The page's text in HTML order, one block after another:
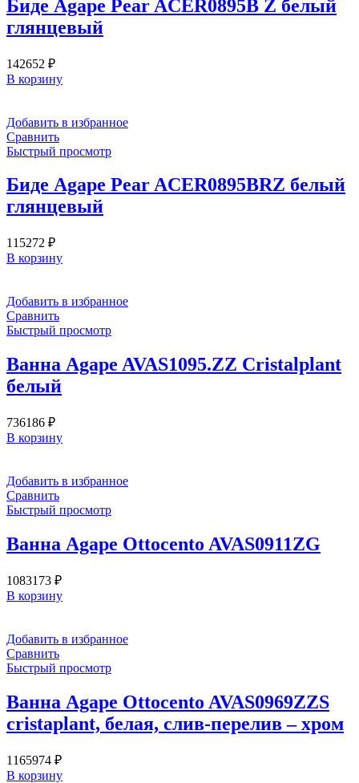
Биде Agape Pear ACER0895B Z белый
глянцевый
142652 ₽
В корзину
Добавить в избранное
Сравнить
Быстрый просмотр
Биде Agape Pear ACER0895BRZ белый
глянцевый
115272 ₽
В корзину
Добавить в избранное
Сравнить
Быстрый просмотр
Ванна Agape AVAS1095.ZZ Cristalplant
белый
736186 ₽
В корзину
Добавить в избранное
Сравнить
Быстрый просмотр
Ванна Agape Ottocento AVAS0911ZG
1083173 ₽
В корзину
Добавить в избранное
Сравнить
Быстрый просмотр
Ванна Agape Ottocento AVAS0969ZZS
cristaplant, белая, слив-перелив – хром
1165974 ₽
В корзину